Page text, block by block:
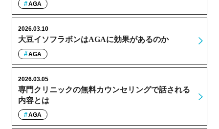
AGA
大豆イソフラボンはAGAに効果があるのか
2026.03.10
AGA
専門クリニックの無料カウンセリングで話される
内容とは
2026.03.05
AGA